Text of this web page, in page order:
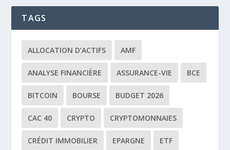
TAGS
ALLOCATION D’ACTIFS AMF
ANALYSE FINANCIÈRE ASSURANCE-VIE BCE
BITCOIN BOURSE BUDGET 2026
CAC 40 CRYPTO CRYPTOMONNAIES
CRÉDIT IMMOBILIER EPARGNE ETF